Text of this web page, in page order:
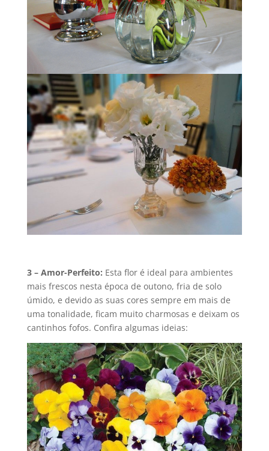
3 – Amor-Perfeito: Esta flor é ideal para ambientes
mais frescos nesta época de outono, fria de solo
úmido, e devido as suas cores sempre em mais de
uma tonalidade, ficam muito charmosas e deixam os
cantinhos fofos. Confira algumas ideias: